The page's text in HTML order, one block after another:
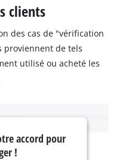
clients
des cas de "vérification
proviennent de tels
utilisé ou acheté les
accord pour
!